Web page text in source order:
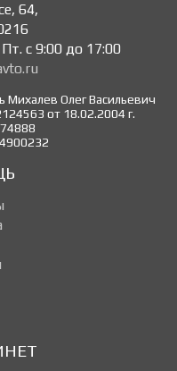
64,
с 9:00 до 17:00
Олег Васильевич
от 18.02.2004 г.